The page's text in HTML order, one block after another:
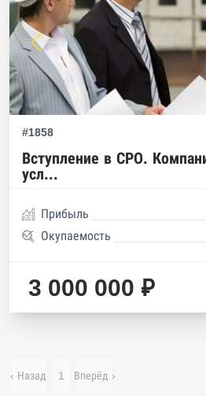
#1858
Вступление в СРО.
усл...
Прибыль
Окупаемость
3 000 000 ₽
‹ Назад 1 Вперёд ›